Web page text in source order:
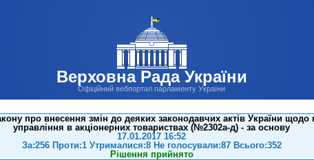
Верховна Рада України
Офіційний вебпортал парламенту України
про внесення змін до деяких законодавчих актів України
управління в акціонерних товариствах (№2302а-д) - за основу
17.01.2017 16:52
За:256 Проти:1 Утрималися:8 Не голосували:87 Всього:352
Рішення прийнято